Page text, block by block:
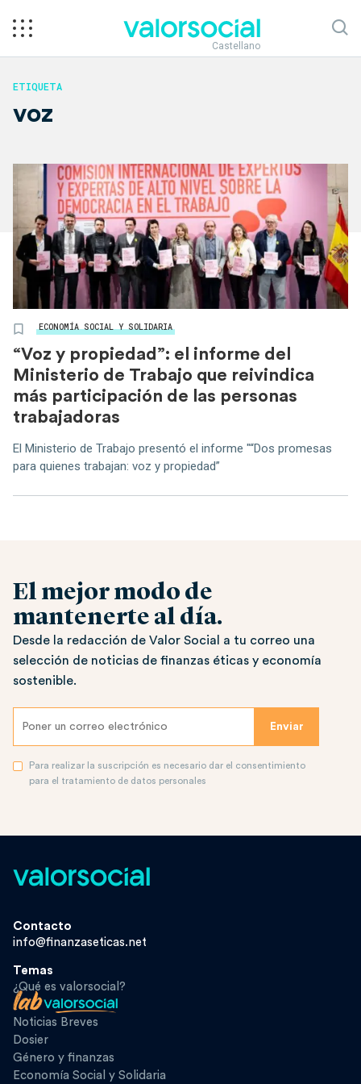
Castellano
ETIQUETA
voz
ECONOMÍA SOCIAL Y SOLIDARIA
“Voz y propiedad”: el informe del
Ministerio de Trabajo que reivindica
más participación de las personas
trabajadoras
El Ministerio de Trabajo presentó el informe "“Dos promesas
para quienes trabajan: voz y propiedad”
El mejor modo de
mantenerte al día.
Desde la redacción de Valor Social a tu correo una
selección de noticias de finanzas éticas y economía
sostenible.
Para realizar la suscripción es necesario dar el consentimiento
para el tratamiento de datos personales
Contacto
info@finanzaseticas.net
Temas
¿Qué es valorsocial?
Noticias Breves
Dosier
Género y finanzas
Economía Social y Solidaria